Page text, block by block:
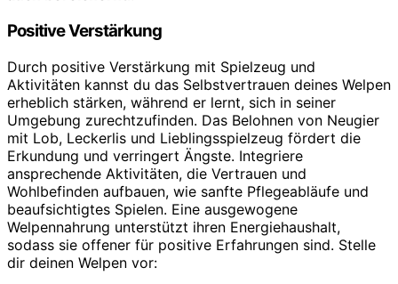
Positive Verstärkung
Durch positive Verstärkung mit Spielzeug und
Aktivitäten kannst du das Selbstvertrauen deines Welpen
erheblich stärken, während er lernt, sich in seiner
Umgebung zurechtzufinden. Das Belohnen von Neugier
mit Lob, Leckerlis und Lieblingsspielzeug fördert die
Erkundung und verringert Ängste. Integriere
ansprechende Aktivitäten, die Vertrauen und
Wohlbefinden aufbauen, wie sanfte Pflegeabläufe und
beaufsichtigtes Spielen. Eine ausgewogene
Welpennahrung unterstützt ihren Energiehaushalt,
sodass sie offener für positive Erfahrungen sind. Stelle
dir deinen Welpen vor: